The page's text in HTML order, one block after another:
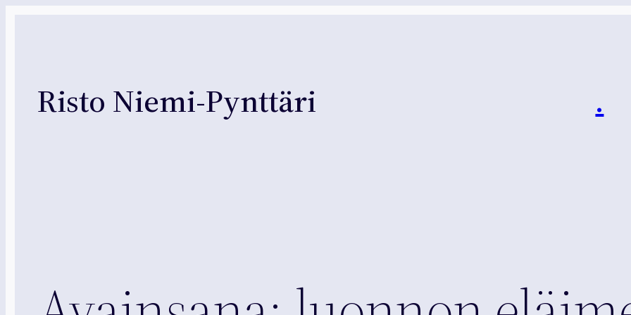
Risto Niemi-Pynttäri .